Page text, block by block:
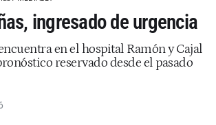
ingresado de urgencia
en el hospital Ramón y Cajal
reservado desde el pasado